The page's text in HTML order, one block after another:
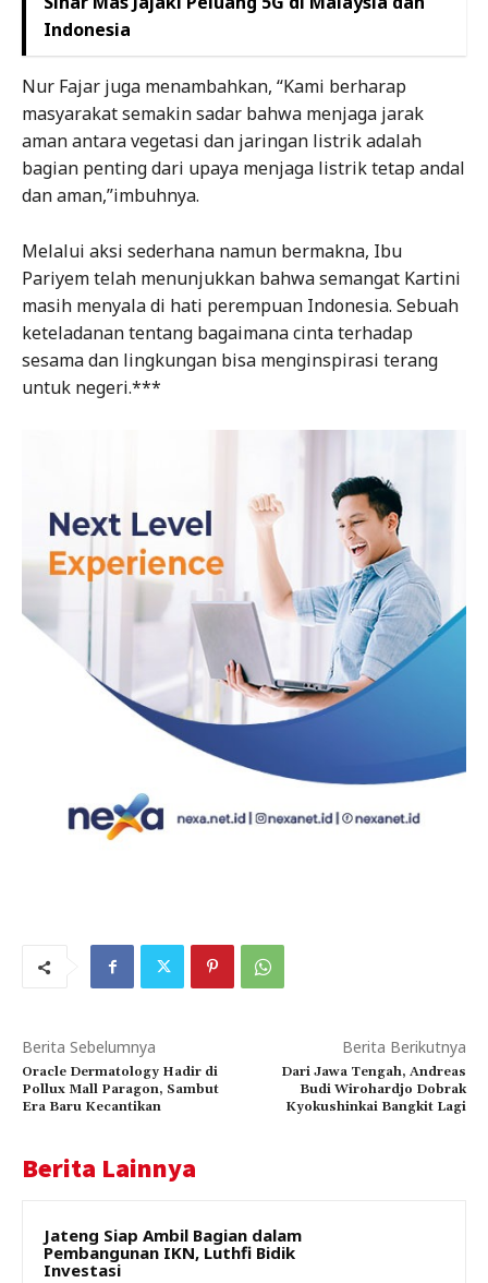
Indonesia
Nur Fajar juga menambahkan, “Kami berharap
masyarakat semakin sadar bahwa menjaga jarak
aman antara vegetasi dan jaringan listrik adalah
bagian penting dari upaya menjaga listrik tetap andal
dan aman,”imbuhnya.
Melalui aksi sederhana namun bermakna, Ibu
Pariyem telah menunjukkan bahwa semangat Kartini
masih menyala di hati perempuan Indonesia. Sebuah
keteladanan tentang bagaimana cinta terhadap
sesama dan lingkungan bisa menginspirasi terang
untuk negeri.***
Berita Sebelumnya
Oracle Dermatology Hadir di
Pollux Mall Paragon, Sambut
Era Baru Kecantikan
Berita Berikutnya
Dari Jawa Tengah, Andreas
Budi Wirohardjo Dobrak
Kyokushinkai Bangkit Lagi
Berita Lainnya
Jateng Siap Ambil Bagian dalam
Pembangunan IKN, Luthfi Bidik
Investasi